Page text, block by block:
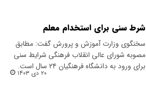
شرط سنی برای استخدام معلم
سخنگوی وزارت آموزش و پرورش گفت: مطابق
مصوبه شورای عالی انقلاب فرهنگی شرایط سنی
برای ورود به دانشگاه فرهنگیان ۲۴ سال است.
۲۰ دی ۱۴۰۳